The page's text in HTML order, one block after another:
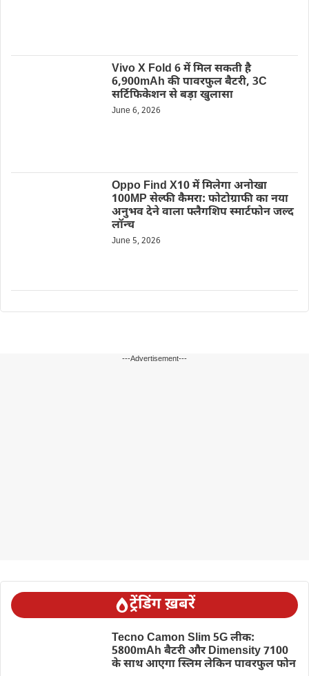
Vivo X Fold 6 में मिल सकती है
6,900mAh की पावरफुल बैटरी, 3C
सर्टिफिकेशन से बड़ा खुलासा
June 6, 2026
Oppo Find X10 में मिलेगा अनोखा
100MP सेल्फी कैमरा: फोटोग्राफी का नया
अनुभव देने वाला फ्लैगशिप स्मार्टफोन जल्द
लॉन्च
June 5, 2026
---Advertisement---
ट्रेंडिंग ख़बरें
Tecno Camon Slim 5G लीक:
5800mAh बैटरी और Dimensity 7100
के साथ आएगा स्लिम लेकिन पावरफुल फोन